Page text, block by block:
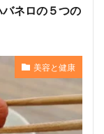
ネロの５つの
美容と健康